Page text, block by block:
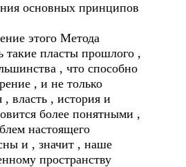
основных принципов
этого Метода
такие пласты прошлого ,
, что способно
, и не только
власть , история и
более понятными ,
настоящего
и , значит , наше
пространству